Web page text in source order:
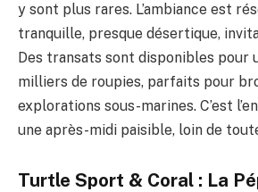
y sont plus rares. L’ambiance est
tranquille, presque désertique,
Des transats sont disponibles pour
milliers de roupies, parfaits pour
explorations sous-marines. C’est
une après-midi paisible, loin de
Turtle Sport & Coral : La